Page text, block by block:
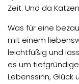
Zeit. Und da
Was für eine
mit einem
leichtfüßig und
es um
Lebenssinn, Glück